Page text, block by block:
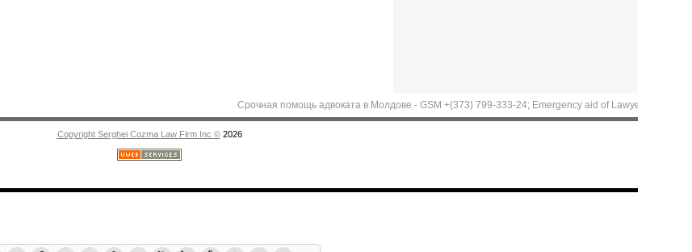
Срочная помощь адвоката в Молдове - GSM +(373) 799-333-24; Emergency aid of Lawyer in Moldova.
Copyright Serghei Cozma Law Firm Inc ©2026